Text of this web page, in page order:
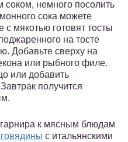
немного посолить
сока можете
с мякотью готовят тосты
на тосте
Добавьте сверху на
или рыбного филе.
или добавить
получится
к мясным блюдам
с итальянскими